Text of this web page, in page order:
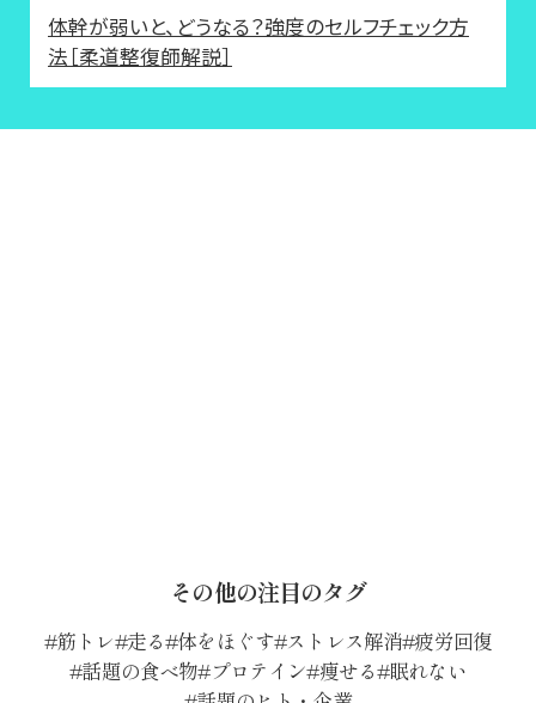
体幹が弱いと、どうなる？強度のセルフチェック方
法［柔道整復師解説］
その他の注目のタグ
筋トレ 走る 体をほぐす ストレス解消 疲労回復
話題の食べ物 プロテイン 痩せる 眠れない